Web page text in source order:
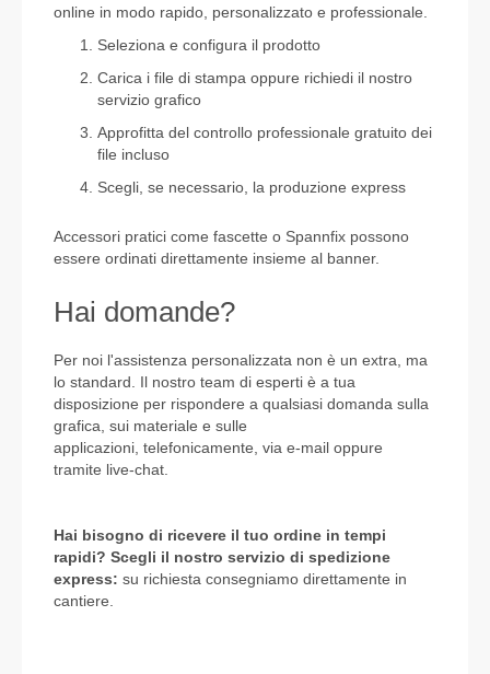
online in modo rapido, personalizzato e professionale.
Seleziona e configura il prodotto
Carica i file di stampa oppure richiedi il nostro
servizio grafico
Approfitta del controllo professionale gratuito dei
file incluso
Scegli, se necessario, la produzione express
Accessori pratici come fascette o Spannfix possono
essere ordinati direttamente insieme al banner.
Hai domande?
Per noi l'assistenza personalizzata non è un extra, ma
lo standard. Il nostro team di esperti è a tua
disposizione per rispondere a qualsiasi domanda sulla
grafica, sui materiale e sulle
applicazioni, telefonicamente via e-mail oppure
tramite live-chat
Hai bisogno di ricevere il tuo ordine in tempi
rapidi? Scegli il nostro servizio di spedizione
express: su richiesta consegniamo direttamente in
cantiere.